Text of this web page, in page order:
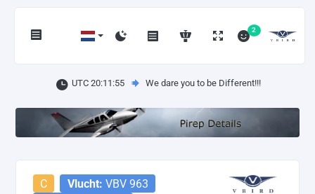
2
UTC 20:11:55 We dare you to be Different!!!
C Vlucht: VBV 963